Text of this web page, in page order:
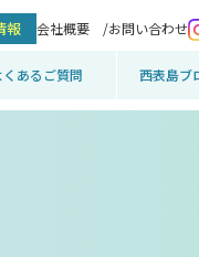
報 会社概要 /お問い合わせ
くあるご質問 西表島ブ